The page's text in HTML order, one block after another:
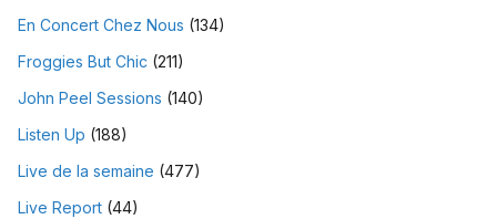
En Concert Chez Nous (134)
Froggies But Chic (211)
John Peel Sessions (140)
Listen Up (188)
Live de la semaine (477)
Live Report (44)